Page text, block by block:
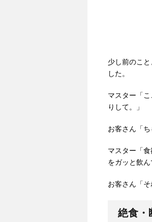
少し前のこ
した。
マスター「
りして。」
お客さん「ち
マスター「
をガッと飲ん
お客さん「そ
絶食・